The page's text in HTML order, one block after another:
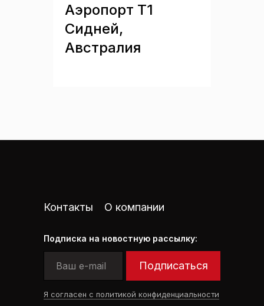
Аэропорт Т1
Сидней,
Австралия
О компании
Контакты
Подписка на новостную рассылку:
Подписаться
Я согласен с политикой конфиденциальности